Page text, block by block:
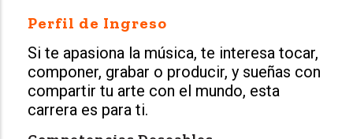
Perfil de Ingreso
Si te apasiona la música, te interesa tocar,
componer, grabar o producir, y sueñas con
compartir tu arte con el mundo, esta
carrera es para ti.